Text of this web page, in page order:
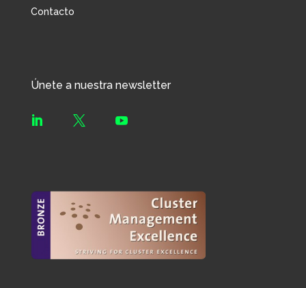
Contacto
Únete a nuestra newsletter
  